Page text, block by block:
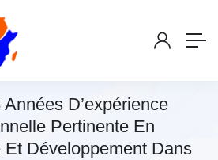
D’expérience
Pertinente En
Développement Dans